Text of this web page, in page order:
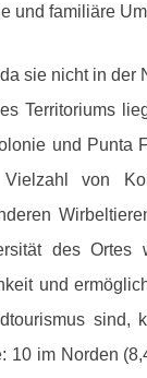
und familiäre
sie nicht in
Territoriums
und Punta
von
des
und
sind,
im Norden